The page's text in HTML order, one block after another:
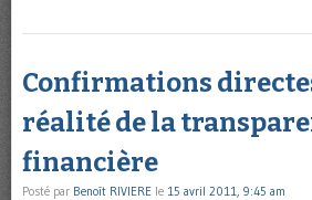
Confirmations
réalité de la
financière
Posté par Benoît RIVIERE le 15 avril 2011, 9:45 am